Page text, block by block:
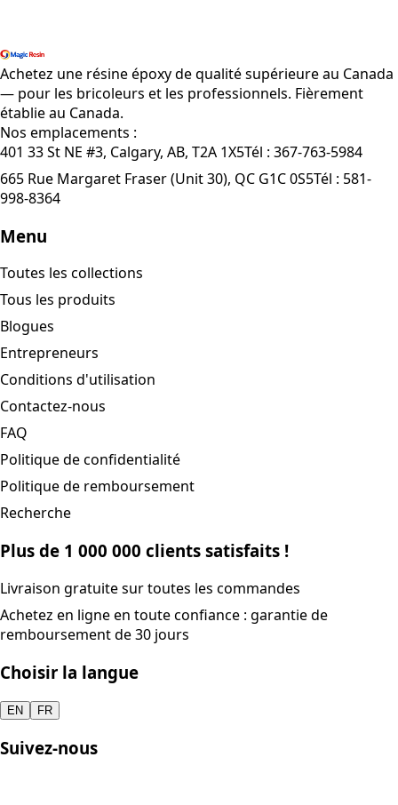
Achetez une résine époxy de qualité supérieure au Canada
— pour les bricoleurs et les professionnels. Fièrement
établie au Canada.
Nos emplacements :
401 33 St NE #3, Calgary, AB, T2A 1X5Tél : 367-763-5984
665 Rue Margaret Fraser (Unit 30), QC G1C 0S5Tél : 581-
998-8364
Menu
Toutes les collections
Tous les produits
Blogues
Entrepreneurs
Conditions d'utilisation
Contactez-nous
FAQ
Politique de confidentialité
Politique de remboursement
Recherche
Plus de 1 000 000 clients satisfaits !
Livraison gratuite sur toutes les commandes
Achetez en ligne en toute confiance : garantie de
remboursement de 30 jours
Choisir la langue
EN FR
Suivez-nous